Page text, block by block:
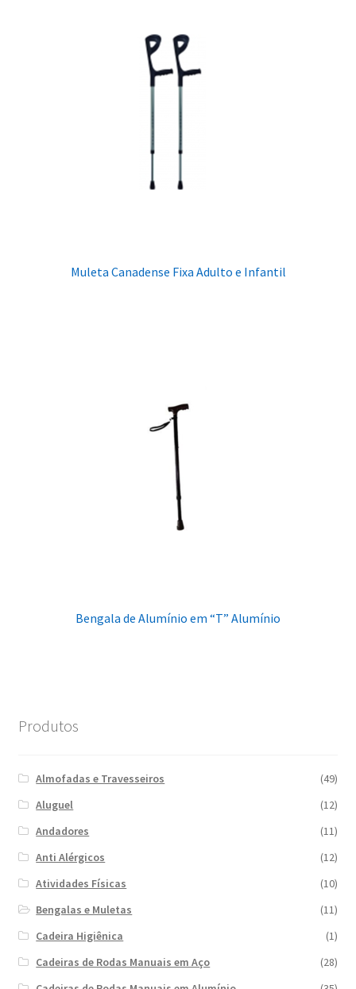
Muleta Canadense Fixa Adulto e Infantil
Bengala de Alumínio em “T” Alumínio
Produtos
Almofadas e Travesseiros
(49)
Aluguel
(12)
Andadores
(11)
Anti Alérgicos
(12)
Atividades Físicas
(10)
Bengalas e Muletas
(11)
Cadeira Higiênica
(1)
Cadeiras de Rodas Manuais em Aço
(28)